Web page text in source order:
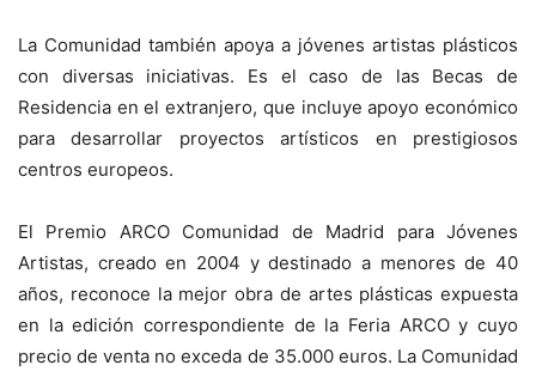
La Comunidad también apoya a jóvenes artistas plásticos
con diversas iniciativas. Es el caso de las Becas de
Residencia en el extranjero, que incluye apoyo económico
para desarrollar proyectos artísticos en prestigiosos
centros europeos.
El Premio ARCO Comunidad de Madrid para Jóvenes
Artistas, creado en 2004 y destinado a menores de 40
años, reconoce la mejor obra de artes plásticas expuesta
en la edición correspondiente de la Feria ARCO y cuyo
precio de venta no exceda de 35.000 euros. La Comunidad